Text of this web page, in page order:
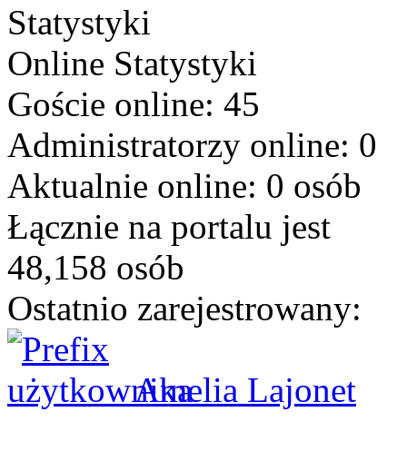
Statystyki
Online Statystyki
Goście online: 45
Administratorzy online: 0
Aktualnie online: 0 osób
Łącznie na portalu jest
48,158 osób
Ostatnio zarejestrowany:
Amelia Lajonet